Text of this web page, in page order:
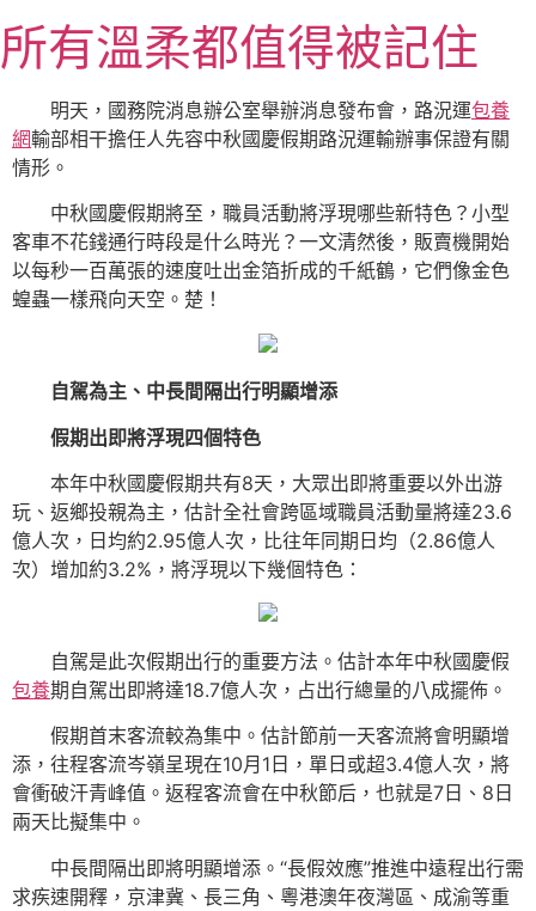
至
主
內
容
所有溫柔都值得被記住
明天，國務院消息辦公室舉辦消息發布會，路況運包養
網輸部相干擔任人先容中秋國慶假期路況運輸辦事保證有關
情形。
中秋國慶假期將至，職員活動將浮現哪些新特色？小型
客車不花錢通行時段是什么時光？一文清然後，販賣機開始
以每秒一百萬張的速度吐出金箔折成的千紙鶴，它們像金色
蝗蟲一樣飛向天空。楚！
自駕為主、中長間隔出行明顯增添
假期出即將浮現四個特色
本年中秋國慶假期共有8天，大眾出即將重要以外出游
玩、返鄉投親為主，估計全社會跨區域職員活動量將達23.6
億人次，日均約2.95億人次，比往年同期日均（2.86億人
次）增加約3.2%，將浮現以下幾個特色：
自駕是此次假期出行的重要方法。估計本年中秋國慶假
包養期自駕出即將達18.7億人次，占出行總量的八成擺佈。
假期首末客流較為集中。估計節前一天客流將會明顯增
添，往程客流岑嶺呈現在10月1日，單日或超3.4億人次，將
會衝破汗青峰值。返程客流會在中秋節后，也就是7日、8日
兩天比擬集中。
中長間隔出即將明顯增添。“長假效應”推進中遠程出行需
求疾速開釋，京津冀、長三角、粵港澳年夜灣區、成渝等重